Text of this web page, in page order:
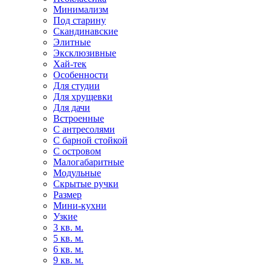
Минимализм
Под старину
Скандинавские
Элитные
Эксклюзивные
Хай-тек
Особенности
Для студии
Для хрущевки
Для дачи
Встроенные
С антресолями
С барной стойкой
С островом
Малогабаритные
Модульные
Скрытые ручки
Размер
Мини-кухни
Узкие
3 кв. м.
5 кв. м.
6 кв. м.
9 кв. м.